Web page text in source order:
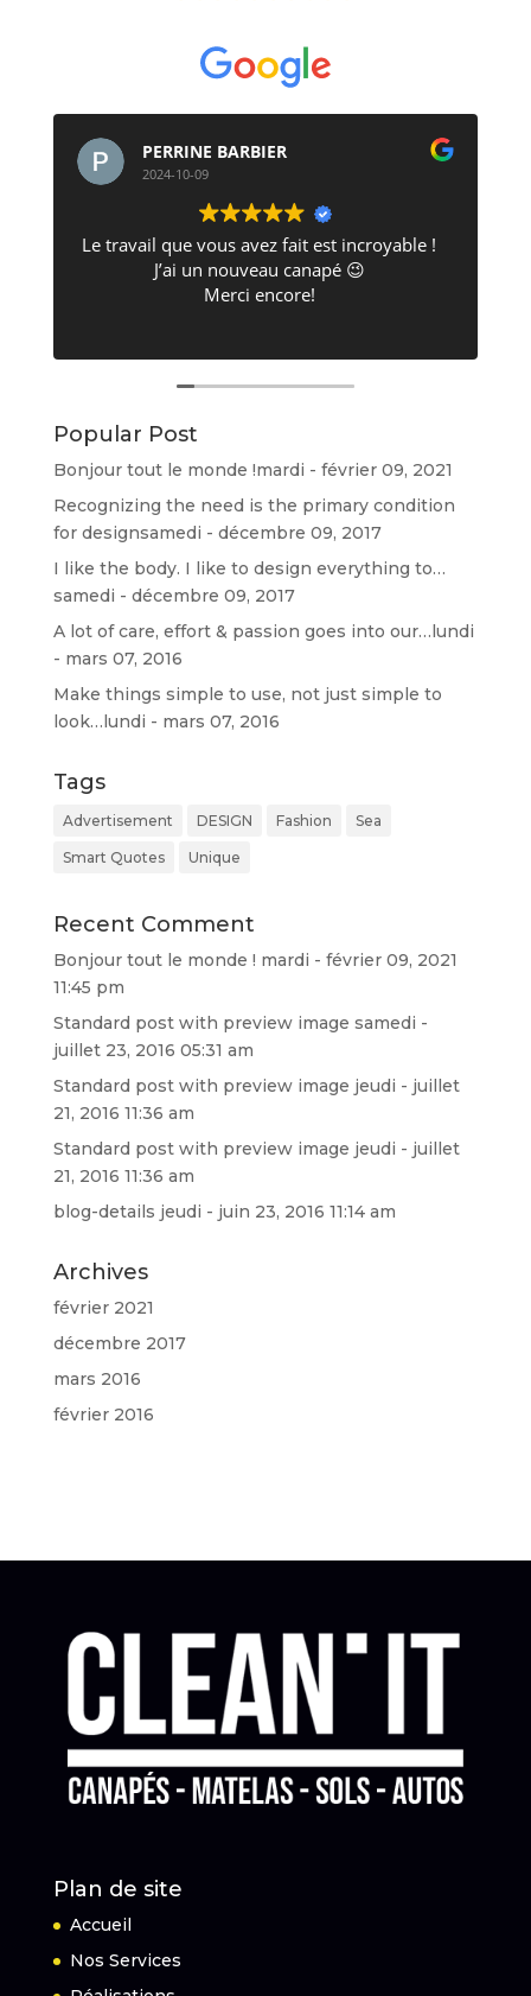
PERRINE BARBIER
2024-10-09
Le travail que vous avez fait est incroyable !
J’ai un nouveau canapé 😉
Merci encore!
Popular Post
Bonjour tout le monde !mardi - février 09, 2021
Recognizing the need is the primary condition
for designsamedi - décembre 09, 2017
I like the body. I like to design everything to…
samedi - décembre 09, 2017
A lot of care, effort & passion goes into our…lundi
- mars 07, 2016
Make things simple to use, not just simple to
look…lundi - mars 07, 2016
Tags
Advertisement DESIGN Fashion Sea
Smart Quotes Unique
Recent Comment
Bonjour tout le monde ! mardi - février 09, 2021
11:45 pm
Standard post with preview image samedi -
juillet 23, 2016 05:31 am
Standard post with preview image jeudi - juillet
21, 2016 11:36 am
Standard post with preview image jeudi - juillet
21, 2016 11:36 am
blog-details jeudi - juin 23, 2016 11:14 am
Archives
février 2021
décembre 2017
mars 2016
février 2016
Plan de site
Accueil
Nos Services